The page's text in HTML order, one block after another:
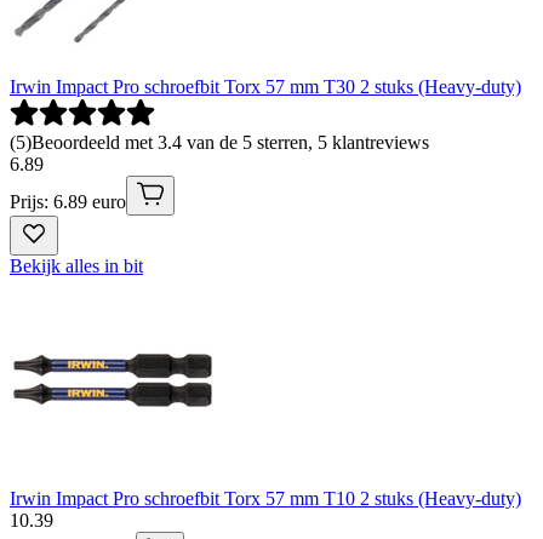
Irwin Impact Pro schroefbit Torx 57 mm T30 2 stuks (Heavy-duty)
(5)Beoordeeld met 3.4 van de 5 sterren, 5 klantreviews
6.89
Prijs: 6.89 euro
Bekijk alles in bit
Irwin Impact Pro schroefbit Torx 57 mm T10 2 stuks (Heavy-duty)
10.39